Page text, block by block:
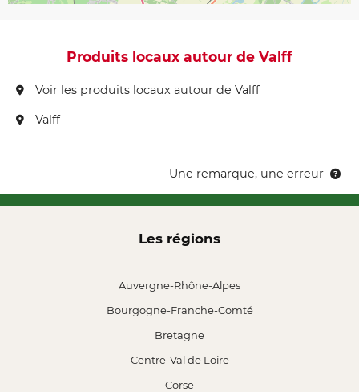
Produits locaux autour de Valff
Voir les produits locaux autour de Valff
Valff
Une remarque, une erreur
Les régions
Auvergne-Rhône-Alpes
Bourgogne-Franche-Comté
Bretagne
Centre-Val de Loire
Corse